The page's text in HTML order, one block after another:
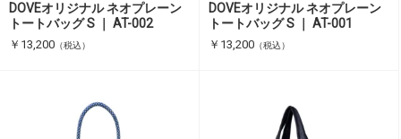
DOVEオリジナル ネオプレーン
トートバッグ S ｜ AT-002
￥13,200 （税込）
DOVEオリジナル ネオプレーン
トートバッグ S ｜ AT-001
￥13,200 （税込）